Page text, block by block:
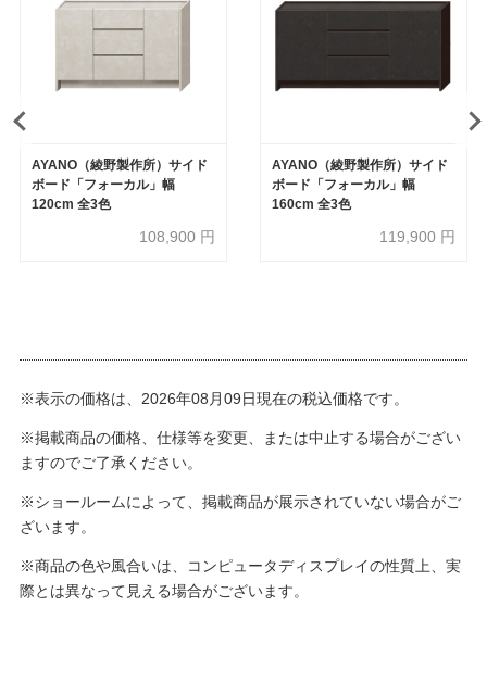
AYANO（綾野製作所）サイド
ボード「フォーカル」幅
120cm 全3色
108,900 円
AYANO（綾野製作所）サイド
ボード「フォーカル」幅
160cm 全3色
119,900 円
※表示の価格は、2026年08月09日現在の税込価格です。
※掲載商品の価格、仕様等を変更、または中止する場合がござい
ますのでご了承ください。
※ショールームによって、掲載商品が展示されていない場合がご
ざいます。
※商品の色や風合いは、コンピュータディスプレイの性質上、実
際とは異なって見える場合がございます。